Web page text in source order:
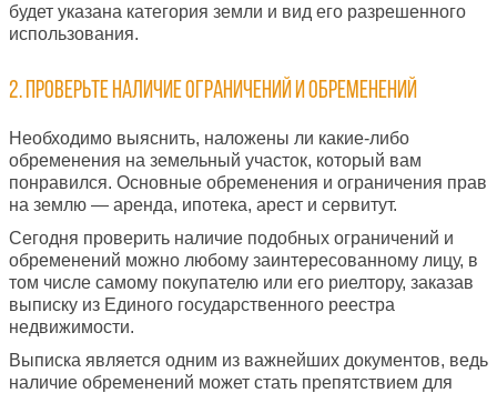
будет указана категория земли и вид его разрешенного
использования.
2. Проверьте наличие ограничений и обременений
Необходимо выяснить, наложены ли какие-либо
обременения на земельный участок, который вам
понравился. Основные обременения и ограничения прав
на землю — аренда, ипотека, арест и сервитут.
Сегодня проверить наличие подобных ограничений и
обременений можно любому заинтересованному лицу, в
том числе самому покупателю или его риелтору, заказав
выписку из Единого государственного реестра
недвижимости.
Выписка является одним из важнейших документов, ведь
наличие обременений может стать препятствием для